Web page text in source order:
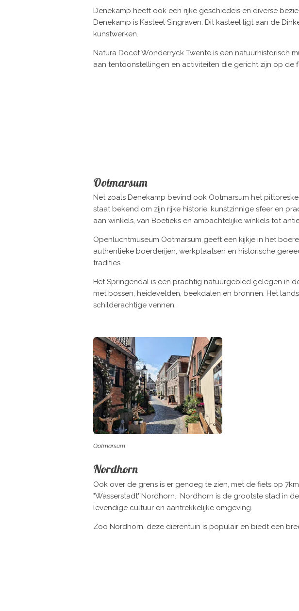
Denekamp heeft ook een rijke geschiedeis en diverse
Denekamp is Kasteel Singraven. Dit kasteel ligt aan de
kunstwerken.
Natura Docet Wonderryck Twente is een natuurhistorisch
aan tentoonstellingen en activiteiten die gericht zijn op de
Ootmarsum
Net zoals Denekamp bevind ook Ootmarsum het
staat bekend om zijn rijke historie, kunstzinnige sfeer en
aan winkels, van Boetieks en ambachtelijke winkels tot
Openluchtmuseum Ootmarsum geeft een kijkje in het
authentieke boerderijen, werkplaatsen en historische
tradities.
Het Springendal is een prachtig natuurgebied gelegen in
met bossen, heidevelden, beekdalen en bronnen. Het
schilderachtige vennen.
Ootmarsum
Nordhorn
Ook over de grens is er genoeg te zien, met de fiets op
"Wasserstadt' Nordhorn. Nordhorn is de grootste stad in
levendige cultuur en aantrekkelijke omgeving.
Zoo Nordhorn, deze dierentuin is populair en biedt een